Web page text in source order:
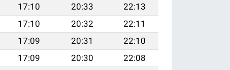
17:10 20:33
22:13
17:10 20:32
22:11
17:09 20:31
22:10
17:09 20:30
22:08